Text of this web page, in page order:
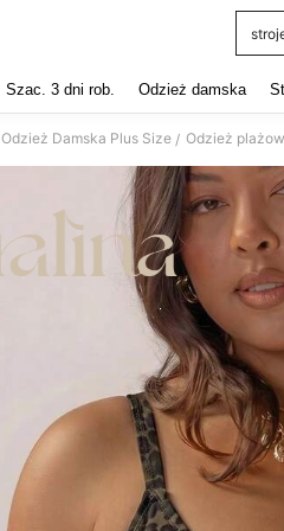
Szac. 3 dni rob. Odzież damska
Odzież Damska Plus Size / Odzież